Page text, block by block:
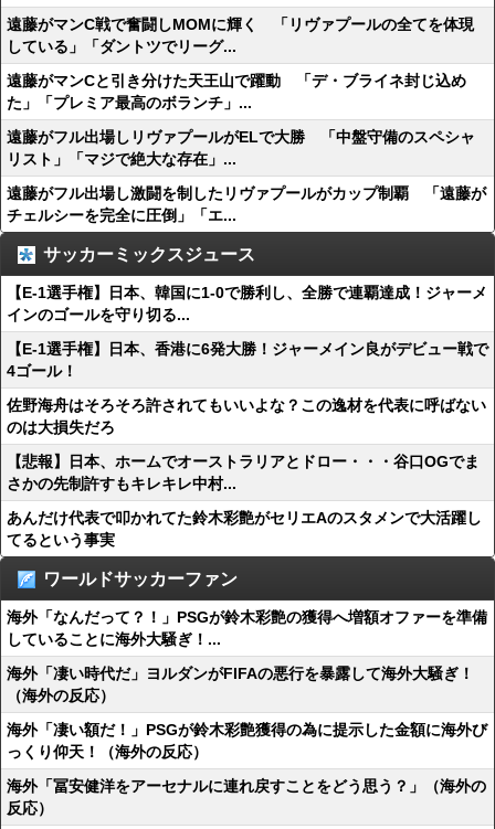
遠藤がマンC戦で奮闘しMOMに輝く 「リヴァプールの全てを体現
している」「ダントツでリーグ...
遠藤がマンCと引き分けた天王山で躍動 「デ・ブライネ封じ込め
た」「プレミア最高のボランチ」...
遠藤がフル出場しリヴァプールがELで大勝 「中盤守備のスペシャ
リスト」「マジで絶大な存在」...
遠藤がフル出場し激闘を制したリヴァプールがカップ制覇 「遠藤が
チェルシーを完全に圧倒」「エ...
サッカーミックスジュース
【E-1選手権】日本、韓国に1-0で勝利し、全勝で連覇達成！ジャーメ
インのゴールを守り切る...
【E-1選手権】日本、香港に6発大勝！ジャーメイン良がデビュー戦で
4ゴール！
佐野海舟はそろそろ許されてもいいよな？この逸材を代表に呼ばない
のは大損失だろ
【悲報】日本、ホームでオーストラリアとドロー・・・谷口OGでま
さかの先制許すもキレキレ中村...
あんだけ代表で叩かれてた鈴木彩艶がセリエAのスタメンで大活躍し
てるという事実
ワールドサッカーファン
海外「なんだって？！」PSGが鈴木彩艶の獲得へ増額オファーを準備
していることに海外大騒ぎ！...
海外「凄い時代だ」ヨルダンがFIFAの悪行を暴露して海外大騒ぎ！
（海外の反応）
海外「凄い額だ！」PSGが鈴木彩艶獲得の為に提示した金額に海外び
っくり仰天！（海外の反応）
海外「冨安健洋をアーセナルに連れ戻すことをどう思う？」（海外の
反応）